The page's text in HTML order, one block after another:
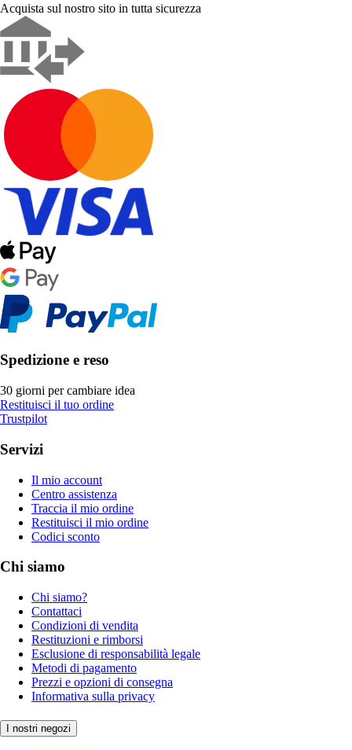
Acquista sul nostro sito in tutta sicurezza
Spedizione e reso
30 giorni per cambiare idea
Restituisci il tuo ordine
Trustpilot
Servizi
Il mio account
Centro assistenza
Traccia il mio ordine
Restituisci il mio ordine
Codici sconto
Chi siamo
Chi siamo?
Contattaci
Condizioni di vendita
Restituzioni e rimborsi
Esclusione di responsabilità legale
Metodi di pagamento
Prezzi e opzioni di consegna
Informativa sulla privacy
I nostri negozi